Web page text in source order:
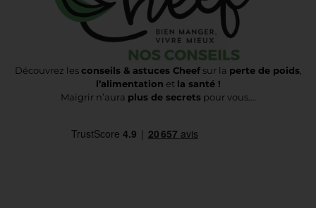
Découvrez lesconseils & astuces Cheefsur la perte de poids,
l’alimentation et la santé !
Maigrir n’aura plus de secretspour vous….